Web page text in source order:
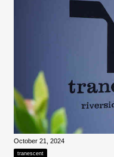
October 21, 2024
tranescent